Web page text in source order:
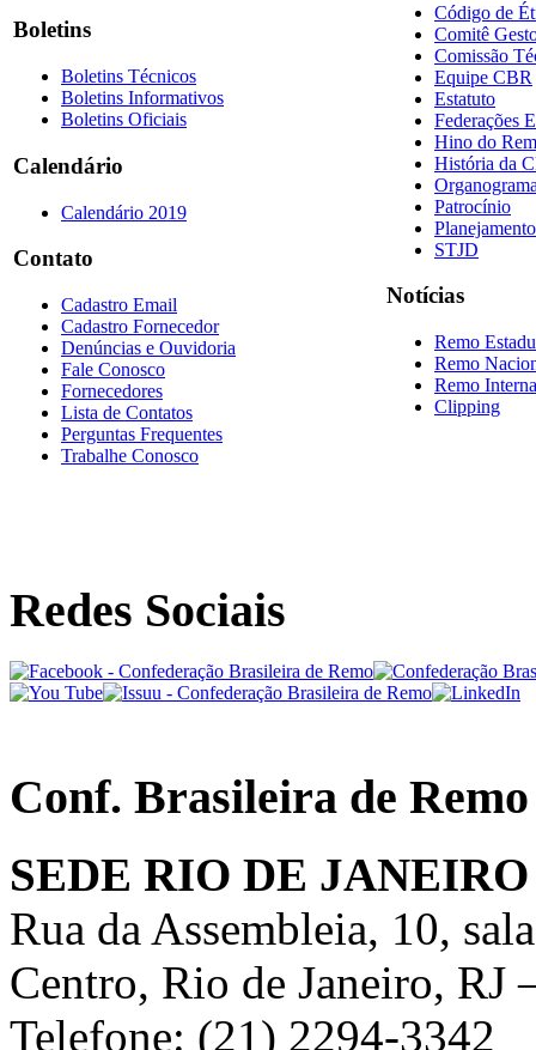
Boletins
Boletins Técnicos
Boletins Informativos
Boletins Oficiais
Calendário
Calendário 2019
Contato
Cadastro Email
Cadastro Fornecedor
Denúncias e Ouvidoria
Fale Conosco
Fornecedores
Lista de Contatos
Perguntas Frequentes
Trabalhe Conosco
Código de
Comitê
Comissão
Equipe CBR
Estatuto
Federações
Hino do
História da
Patrocínio
STJD
Notícias
Remo
Remo
Remo
Clipping
Redes Sociais
Conf. Brasileira de Remo
SEDE RIO DE JANEIRO
Rua da Assembleia, 10,
Centro, Rio de Janeiro, RJ
Telefone: (21) 2294-3342